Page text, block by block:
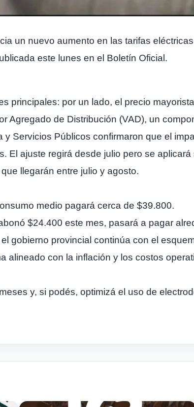
un nuevo aumento en las tarifas
este lunes en el Boletín Oficial.
principales: por un lado, el precio
Agregado de Distribución (VAD), un
y Servicios Públicos confirmaron que el
El ajuste regirá desde julio pero se
llegarán entre julio y agosto.
medio pagará cerca de $39.800.
$24.400 este mes, pasará a pagar
gobierno provincial continúa con el
alineado con la inflación y los costos
y, si podés, optimizá el uso de